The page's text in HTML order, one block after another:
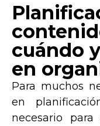
cuándo
en
Para muchos
en
necesario